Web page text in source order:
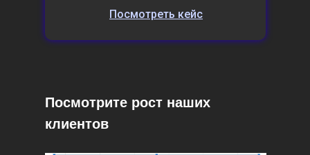
Посмотреть кейс
Посмотрите рост наших
клиентов